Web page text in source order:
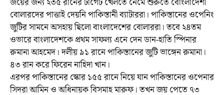
বোলারদের পাত্তাই দেয়নি পাকিস্তানী ব্যাটাররা। পাকিস্তানের ওপেনিং
জুটির সামনে অসহায় ছিলো বাংলাদেশের বোলাররা। তবে ২৪তম
ওভারে বাংলাদেশকে প্রথম সাফল্য এনে দেন ডান-হাতি স্পিনার
রুমানা আহমেদ। দলীয় ৯১ রানে পাকিস্তানের জুটি ভাঙ্গেন রুমানা।
৪৩ রান করে ফিরেন নাহিদা খান।
এরপর পাকিস্তানের স্কোর ১৫৫ রানে নিয়ে যান পাকিস্তানের ওপেনার
সিদরা আমিন ও অধিনায়ক বিসমাহ মারুফ। তখন জয় পেতে ৭৩